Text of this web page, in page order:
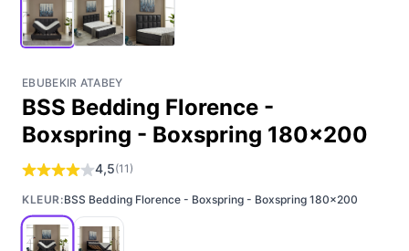
EBUBEKIR ATABEY
BSS Bedding Florence -
Boxspring - Boxspring 180x200
4,5(11)
KLEUR:BSS Bedding Florence - Boxspring - Boxspring 180x200